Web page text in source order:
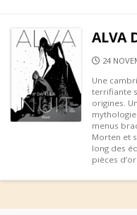
ALVA
24
Une
terrifiante
origines.
menus
Morten et
long des
pièces